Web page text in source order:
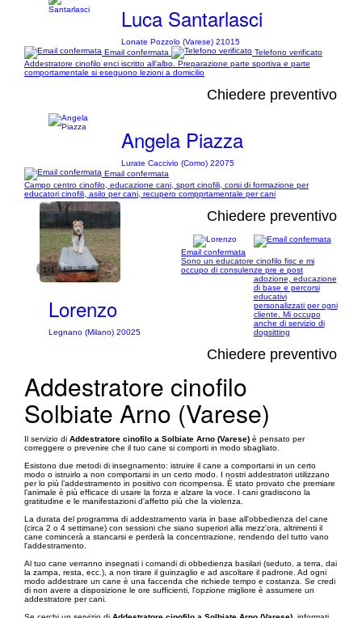
Luca Santarlasci
Lonate Pozzolo (Varese) 21015
Email confermata
Telefono verificato
Addestratore cinofilo enci iscritto all'albo. Preparazione parte sportiva e parte
comportamentale si eseguono lezioni a domicilio
Chiedere preventivo
Angela Piazza
Lurate Caccivio (Como) 22075
Email confermata
Campo centro cinofilo, educazione cani, sport cinofili, corsi di formazione per
educatori cinofili, asilo per cani, recupero compprtamentale per cani
1/1
Chiedere preventivo
Lorenzo
Legnano (Milano) 20025
Email confermata
Sono un educatore cinofilo fisc e mi
occupo di consulenze pre e post
adozione, educazione
di base e percorsi
educativi
personalizzati per ogni
cliente. Mi occupo
anche di servizio di
dogsitting
Chiedere preventivo
Addestratore cinofilo
Solbiate Arno (Varese)
Il servizio di Addestratore cinofilo a Solbiate Arno (Varese) è pensato per
correggere o prevenire che il tuo cane si comporti in modo sbagliato.
Esistono due metodi di insegnamento: istruire il cane a comportarsi in un certo
modo o istruirlo a non comportarsi in un certo modo. I nostri addestratori utilizzano
per lo più l’addestramento in positivo con ricompensa. È stato provato che premiare
l’animale è più efficace di usare la forza e alzare la voce. I cani gradiscono la
gratitudine e le manifestazioni d'affetto più che la violenza.
La durata del programma di addestramento varia in base all'obbedienza del cane
(circa 2 o 4 settimane) con sessioni che siano superiori alla mezz'ora, altrimenti il
cane comincerà a stancarsi e perderà la concentrazione, rendendo del tutto vano
l'addestramento.
Al tuo cane verranno insegnati i comandi di obbedienza basilari (seduto, a terra, dai
la zampa, resta, ecc.), a non tirare il guinzaglio e ad ascoltare il padrone. Ad ogni
modo addestrare un cane è una faccenda che richiede tempo e costanza. Se credi
di non avere a disposizione le ore sufficienti, l'opzione migliore è assumere un
addestratore per cani.